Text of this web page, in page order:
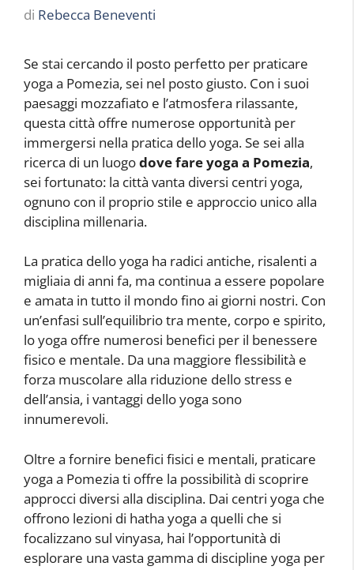
di Rebecca Beneventi
Se stai cercando il posto perfetto per praticare
yoga a Pomezia, sei nel posto giusto. Con i suoi
paesaggi mozzafiato e l’atmosfera rilassante,
questa città offre numerose opportunità per
immergersi nella pratica dello yoga. Se sei alla
ricerca di un luogodove fare yoga a Pomezia,
sei fortunato: la città vanta diversi centri yoga,
ognuno con il proprio stile e approccio unico alla
disciplina millenaria.
La pratica dello yoga ha radici antiche, risalenti a
migliaia di anni fa, ma continua a essere popolare
e amata in tutto il mondo fino ai giorni nostri. Con
un’enfasi sull’equilibrio tra mente, corpo e spirito,
lo yoga offre numerosi benefici per il benessere
fisico e mentale. Da una maggiore flessibilità e
forza muscolare alla riduzione dello stress e
dell’ansia, i vantaggi dello yoga sono
innumerevoli.
Oltre a fornire benefici fisici e mentali, praticare
yoga a Pomezia ti offre la possibilità di scoprire
approcci diversi alla disciplina. Dai centri yoga che
offrono lezioni di hatha yoga a quelli che si
focalizzano sul vinyasa, hai l’opportunità di
esplorare una vasta gamma di discipline yoga per